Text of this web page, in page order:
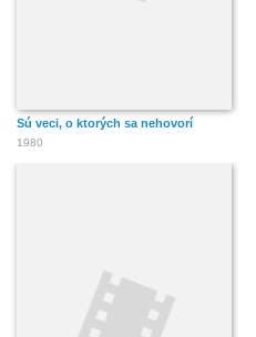
Sú veci, o ktorých sa nehovorí
1980